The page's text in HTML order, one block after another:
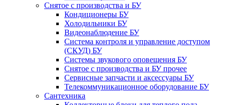
Снятое с производства и БУ
Кондиционеры БУ
Холодильники БУ
Видеонаблюдение БУ
Система контроля и управление доступом
(СКУД) БУ
Системы звукового оповещения БУ
Снятое с производства и БУ прочее
Сервисные запчасти и аксессуары БУ
Телекоммуникационное оборудование БУ
Сантехника